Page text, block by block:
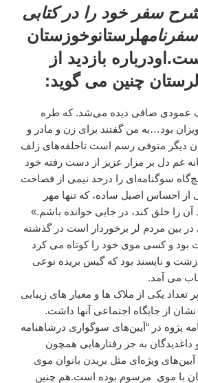
سفر خود را در کتابی
لرستانوخوزستان
بازدید از
چنین می گوید:
عمودی صافی دیده می‌شد. که طره
بود…به من گفتند برای زن و مادر و
دیگر متوفی رسم است تاحلقه‌های زلف
غم دل بر مزار عزیز از دست رفته خود
سوگنامه‌ای را درحد نیمی از فصاحت
از احساس اصیل ساده، که تنها مهر
را خلق کند، در جایی خوانده باشم.»
در بین مردم لر برخوردار است در گذشته
بود و کسی موی خود را کوتاه می کرد
زشت و ناپسند بود که گیس بریده نوعی
می آمد.
تعداد یکی از ملاک ها و معیار های زیبایی
نشان از جایگاه اجتماعی آنها داشت.
پژوه در “آیین‌های سوگواری درشاهنامه
به جز رفتارهایی همچون
ویژه‌ای مثل بریدن بانوان موی
با موی مرسوم بوده است.هم چنین